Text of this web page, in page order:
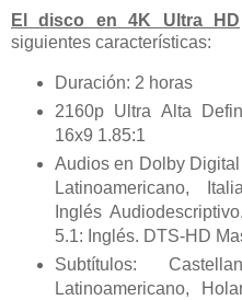
El disco en 4K Ultra HD
siguientes características:
Duración: 2 horas
2160p Ultra Alta
16x9 1.85:1
Audios en Dolby
Latinoamericano,
Inglés
5.1: Inglés. DTS-HD
Subtítulos:
Latinoamericano,